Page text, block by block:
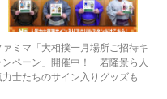
ァミマ「大相撲一月場所ご招待キ
ンペーン」開催中！ 若隆景ら人
力士たちのサイン入りグッズも